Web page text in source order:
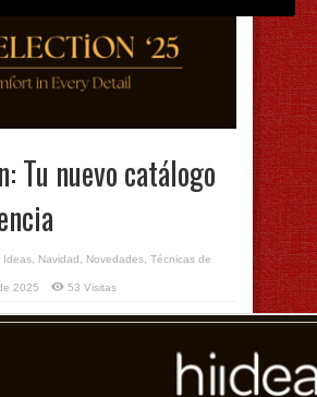
Tu nuevo catálogo
Ideas Navidad Novedades Técnicas de
2025
53 Visitas